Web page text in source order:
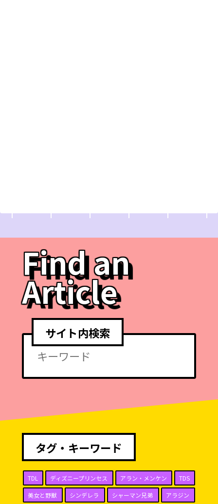
Find an
Article
サイト内検索
タグ・キーワード
TDL ディズニープリンセス アラン・メンケン TDS
美女と野獣 シンデレラ シャーマン兄弟 アラジン